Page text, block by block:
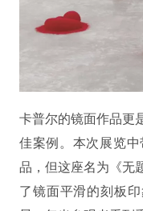
卡普尔的镜面作品更
佳案例。本次展览
品，但这座名为《无
了镜面平滑的刻板